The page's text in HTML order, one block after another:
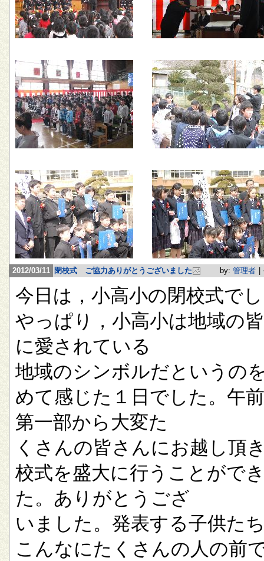
2012/03/11 閉校式 ご協力ありがとうございました by: 管理者
今日は，小高小の閉校式で
やっぱり，小高小は地域の
に愛されている
地域のシンボルだというの
めて感じた１日でした。午
第一部から大変た
くさんの皆さんにお越し頂
校式を盛大に行うことがで
た。ありがとうござ
いました。発表する子供た
こんなにたくさんの人の前